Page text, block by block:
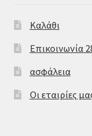
Καλάθι
Επικοινωνία
ασφάλεια
Οι εταιρίες